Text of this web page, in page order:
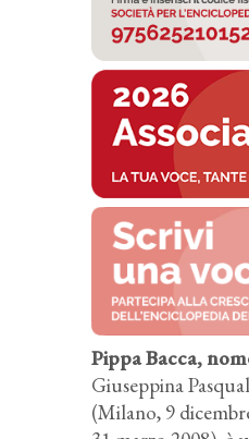
Pippa Bacca,
Giuseppina
(Milano, 9